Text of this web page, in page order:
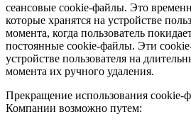
сеансовые cookie-файлы. Это
которые хранятся на устройстве
момента, когда пользователь
постоянные cookie-файлы. Эти
устройстве пользователя на
момента их ручного удаления.
Прекращение использования cookie-
Компании возможно путем: